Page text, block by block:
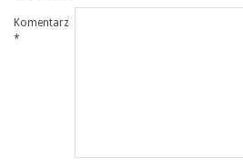
Komentarz
*